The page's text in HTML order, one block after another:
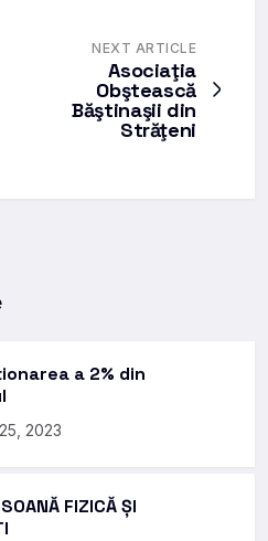
NEXT ARTICLE
Asociaţia
Obştească
Băştinaşii din
Străţeni
a 2% din
2023
FIZICĂ ȘI